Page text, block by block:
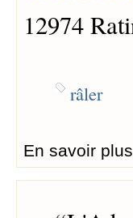
12974
râler
En savoir